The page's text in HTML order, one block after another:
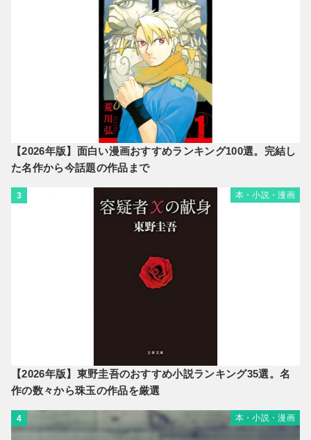
【2026年版】面白い漫画おすすめランキング100選。完結し
た名作から今話題の作品まで
3 本・小説・漫画
【2026年版】東野圭吾のおすすめ小説ランキング35選。名
作の数々から珠玉の作品を厳選
4 本・小説・漫画